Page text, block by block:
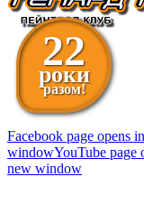
22
роки
разом!
Facebook page opens
windowYouTube page
new window